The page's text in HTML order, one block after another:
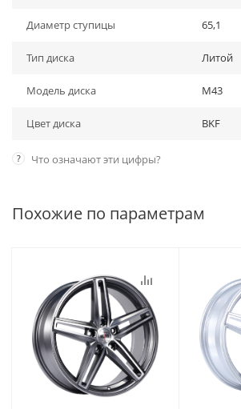
Диаметр ступицы 65,1
Тип диска Литой
Модель диска M43
Цвет диска BKF
? Что означают эти цифры?
Похожие по параметрам